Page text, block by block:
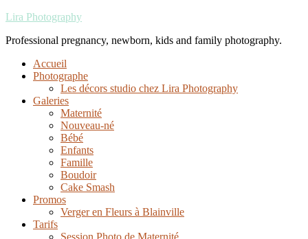
Lira Photography
Professional pregnancy, newborn, kids and family photography.
Accueil
Photographe
Les décors studio chez Lira Photography
Galeries
Maternité
Nouveau-né
Bébé
Enfants
Famille
Boudoir
Cake Smash
Promos
Verger en Fleurs à Blainville
Tarifs
Session Photo de Maternité